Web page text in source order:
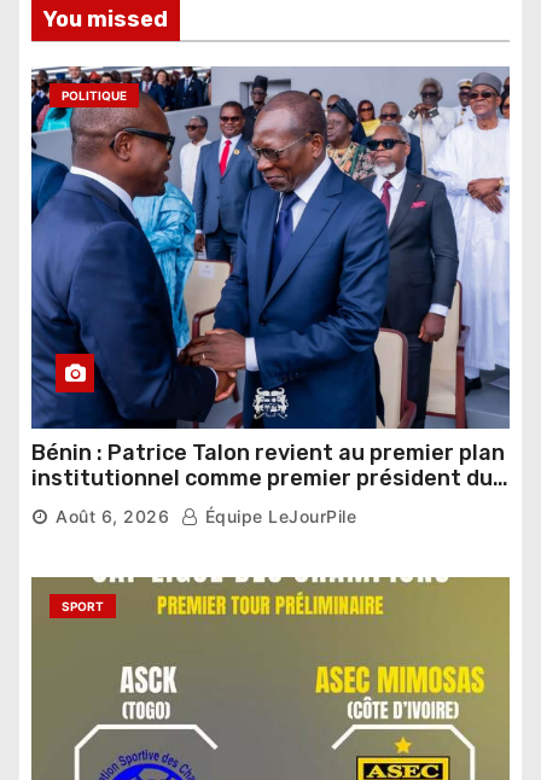
You missed
POLITIQUE
Bénin : Patrice Talon revient au premier plan
institutionnel comme premier président du
Sénat
Août 6, 2026 Équipe LeJourPile
SPORT